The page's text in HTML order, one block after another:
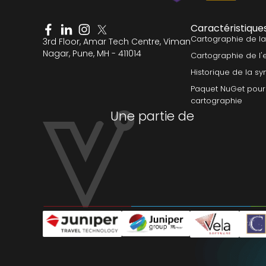
3rd Floor, Amar Tech Centre, Viman
Nagar, Pune, MH - 411014
Cartographie de
Cartographie de
Historique de la
Paquet NuGet
cartographie
Une partie de